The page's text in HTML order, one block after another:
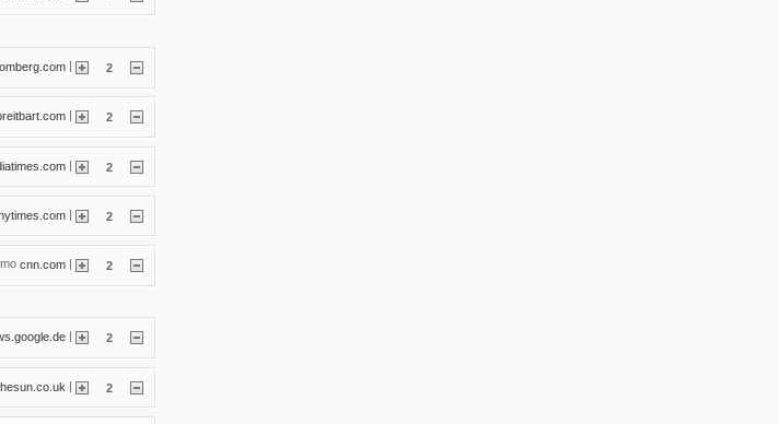
2
2
| 2
| 2
cnn.com | 2
2
| 2